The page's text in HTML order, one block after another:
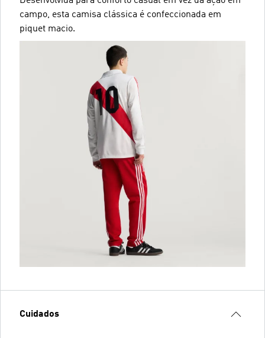
campo, esta camisa clássica é confeccionada em
piquet macio.
Cuidados